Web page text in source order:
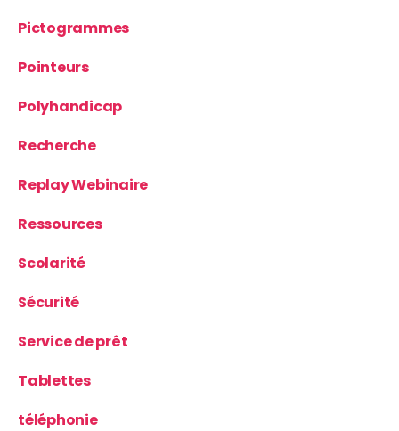
Pictogrammes
Pointeurs
Polyhandicap
Recherche
Replay Webinaire
Ressources
Scolarité
Sécurité
Service de prêt
Tablettes
téléphonie